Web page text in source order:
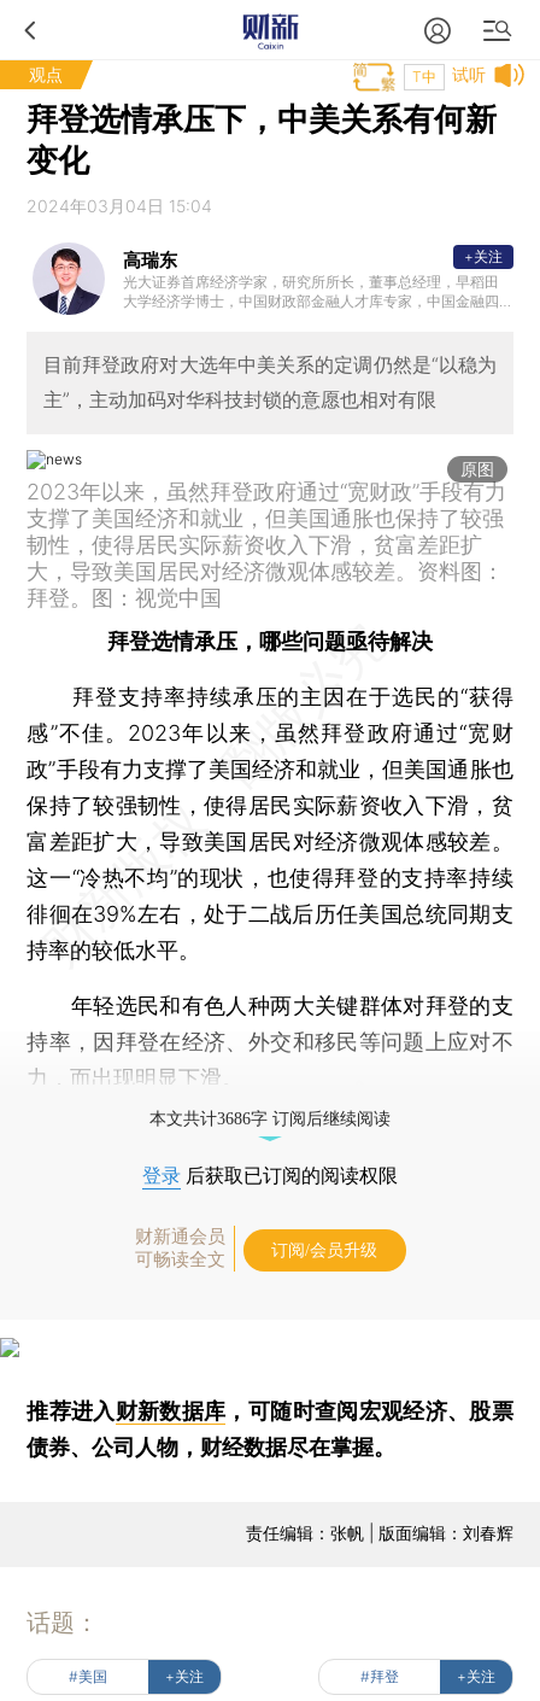
观点 试听
T中
拜登选情承压下，中美关系有何新
变化
2024年03月04日 15:04
高瑞东
光大证券首席经济学家，研究所所长，董事总经理，早稻田
大学经济学博士，中国财政部金融人才库专家，中国金融四
CD经济部、早稻田大学政治经济学院，专注全球和中国宏观
经济与金融市场研究。2023年10月参加国务院总理主持召开
的经济形势专家和企业家座谈会，就经济工作建言献策。
+关注
目前拜登政府对大选年中美关系的定调仍然是“以稳为
主”，主动加码对华科技封锁的意愿也相对有限
原图
2023年以来，虽然拜登政府通过“宽财政”手段有力
支撑了美国经济和就业，但美国通胀也保持了较强
韧性，使得居民实际薪资收入下滑，贫富差距扩
大，导致美国居民对经济微观体感较差。资料图：
拜登。图：视觉中国
拜登选情承压，哪些问题亟待解决
拜登支持率持续承压的主因在于选民的“获得
感”不佳。2023年以来，虽然拜登政府通过“宽财
政”手段有力支撑了美国经济和就业，但美国通胀也
保持了较强韧性，使得居民实际薪资收入下滑，贫
富差距扩大，导致美国居民对经济微观体感较差。
这一“冷热不均”的现状，也使得拜登的支持率持续
徘徊在39%左右，处于二战后历任美国总统同期支
持率的较低水平。
年轻选民和有色人种两大关键群体对拜登的支
持率，因拜登在经济、外交和移民等问题上应对不
力，而出现明显下滑。
本文共计3686字 订阅后继续阅读
登录 后获取已订阅的阅读权限
财新通会员
可畅读全文
订阅/会员升级
推荐进入财新数据库 ，可随时查阅宏观经济、股票
债券、公司人物，财经数据尽在掌握。
责任编辑：张帆 | 版面编辑：刘春辉
话题：
#美国 +关注 #拜登 +关注